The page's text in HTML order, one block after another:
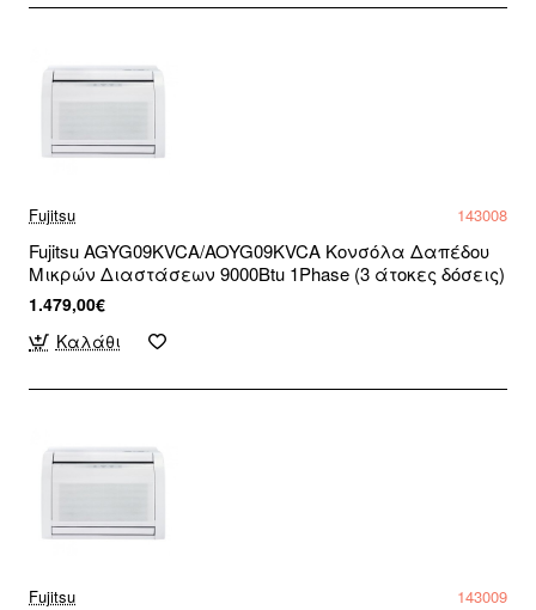
Fujitsu 143008
Fujitsu AGYG09KVCA/AOYG09KVCA Κονσόλα Δαπέδου
Μικρών Διαστάσεων 9000Btu 1Phase (3 άτοκες δόσεις)
1.479,00€
Καλάθι
Fujitsu 143009